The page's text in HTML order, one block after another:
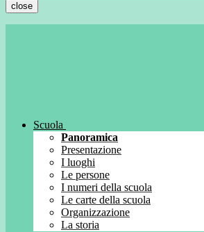
close
Scuola
Panoramica
Presentazione
I luoghi
Le persone
I numeri della scuola
Le carte della scuola
Organizzazione
La storia